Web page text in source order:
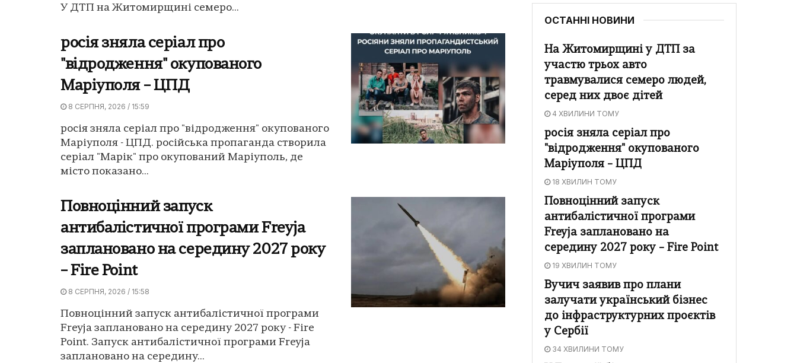
У ДТП на Житомирщині семеро...
росія зняла серіал про
"відродження" окупованого
Маріуполя – ЦПД
8 СЕРПНЯ, 2026 / 15:59
росія зняла серіал про "відродження" окупованого
Маріуполя - ЦПД. російська пропаганда створила
серіал "Марік" про окупований Маріуполь, де
місто показано...
Повноцінний запуск
антибалістичної програми Freyja
заплановано на середину 2027 року
– Fire Point
8 СЕРПНЯ, 2026 / 15:58
Повноцінний запуск антибалістичної програми
Freyja заплановано на середину 2027 року - Fire
Point. Запуск антибалістичної програми Freyja
заплановано на середину...
ОСТАННІ НОВИНИ
На Житомирщині у ДТП за
участю трьох авто
травмувалися семеро людей,
серед них двоє дітей
4 ХВИЛИНИ ТОМУ
росія зняла серіал про
"відродження" окупованого
Маріуполя – ЦПД
18 ХВИЛИН ТОМУ
Повноцінний запуск
антибалістичної програми
Freyja заплановано на
середину 2027 року – Fire Point
19 ХВИЛИН ТОМУ
Вучич заявив про плани
залучати український бізнес
до інфраструктурних проєктів
у Сербії
34 ХВИЛИНИ ТОМУ